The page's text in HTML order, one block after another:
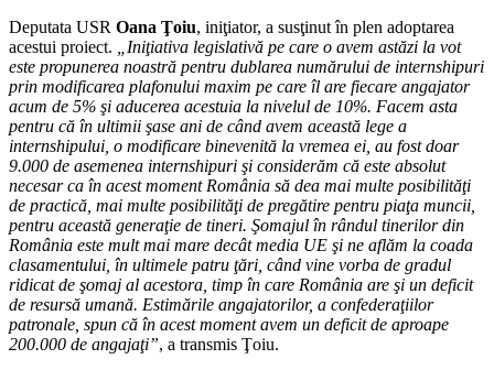
Deputata USR Oana Ţoiu, iniţiator, a susţinut în plen adoptarea
acestui proiect.
„Iniţiativa legislativă pe care o avem astăzi la vot
este propunerea noastră pentru dublarea numărului de internshipuri
prin modificarea plafonului maxim pe care îl are fiecare angajator
acum de 5% şi aducerea acestuia la nivelul de 10%. Facem asta
pentru că în ultimii şase ani de când avem această lege a
internshipului, o modificare binevenită la vremea ei, au fost doar
9.000 de asemenea internshipuri şi considerăm că este absolut
necesar ca în acest moment România să dea mai multe posibilităţi
de practică, mai multe posibilităţi de pregătire pentru piaţa muncii,
pentru această generaţie de tineri. Şomajul în rândul tinerilor din
România este mult mai mare decât media UE şi ne aflăm la coada
clasamentului, în ultimele patru ţări, când vine vorba de gradul
ridicat de şomaj al acestora, timp în care România are şi un deficit
de resursă umană. Estimările angajatorilor, a confederaţiilor
patronale, spun că în acest moment avem un deficit de aproape
200.000 de angajaţi”, a transmis Ţoiu.